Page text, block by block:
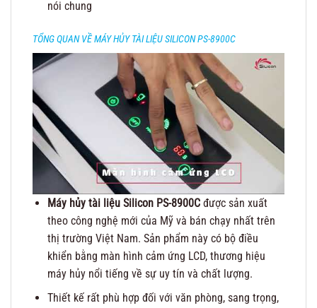
nói chung
TỔNG QUAN VỀ MÁY HỦY TÀI LIỆU SILICON PS-8900C
Máy hủy tài liệu Silicon PS-8900C được sản xuất
theo công nghệ mới của Mỹ và bán chạy nhất trên
thị trường Việt Nam. Sản phẩm này có bộ điều
khiển bằng màn hình cảm ứng LCD, thương hiệu
máy hủy nổi tiếng về sự uy tín và chất lượng.
Thiết kế rất phù hợp đối với văn phòng, sang trọng,